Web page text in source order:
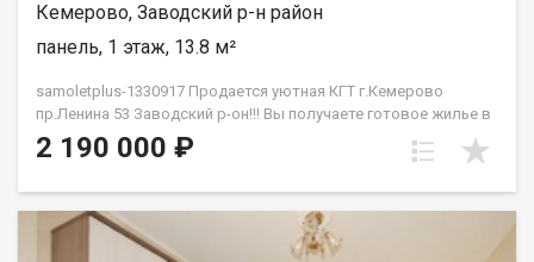
Кемерово, Заводский р-н район
панель, 1 этаж, 13.8 м²
samoletplus-1330917 Продается уютная КГТ г.Кемерово
пр.Ленина 53 Заводский р-он!!! Вы получаете готовое жилье в
самом сердце города без необходимости вкладываться в
капитальный ремонт.<!--TgQPHd||[]--> Главные преимущества
библиотеки и коворкинги. Отличное состояние<!--TgQPHd||[]-->:
чистая, светлая комната, свежие обои, пластиковое окно и
2 190 000 ₽